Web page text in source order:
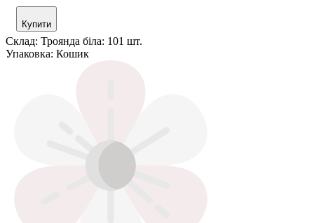
Купити
Склад: Троянда біла: 101 шт.
Упаковка: Кошик